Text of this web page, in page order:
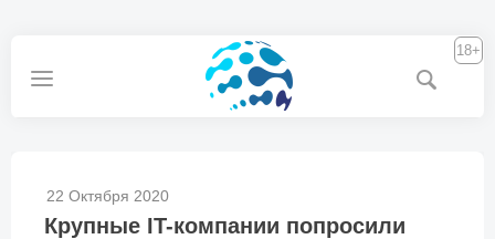
18+
22 Октября 2020
Крупные IT-компании попросили